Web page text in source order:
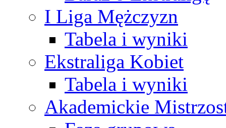
I Liga Mężczyzn
Tabela i wyniki
Ekstraliga Kobiet
Tabela i wyniki
Akademickie